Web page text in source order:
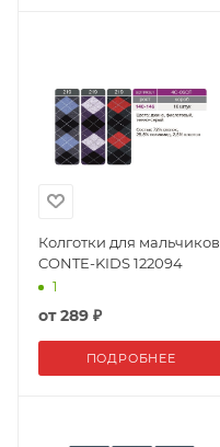
Колготки для мальчиков
CONTE-KIDS 122094
1
от289 ₽
ПОДРОБНЕЕ